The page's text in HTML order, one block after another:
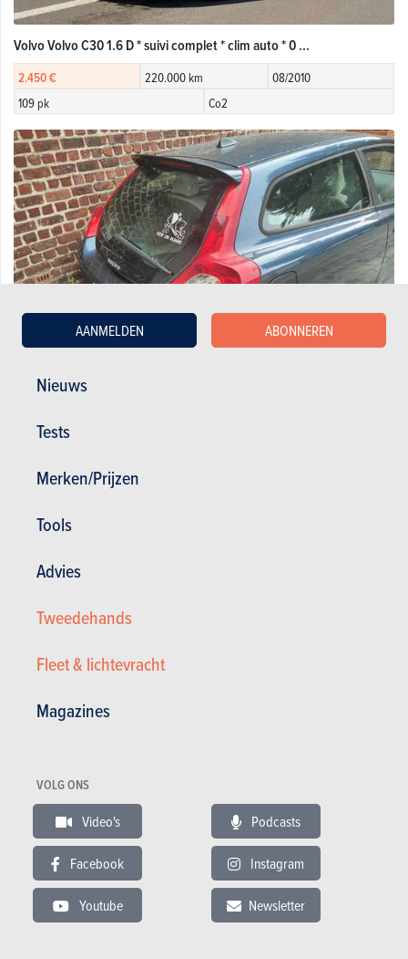
Nieuws
Tests
Merken/Prijzen
Tools
Advies
Tweedehands
Fleet & lichtevracht
Magazines
AANMELDEN ABONNEREN
VOLG ONS
Video's Podcasts
Facebook Instagram
Youtube Newsletter
Volvo Volvo C30 1.6 D * suivi complet * clim auto * 0 ...
2.450 € 220.000 km
08/2010
109 pk
Co2
650 €
101 pk
4.900 €
01/2010
109 pk
Co2